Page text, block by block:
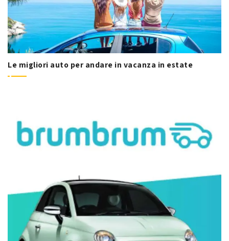
Le migliori auto per andare in vacanza in estate